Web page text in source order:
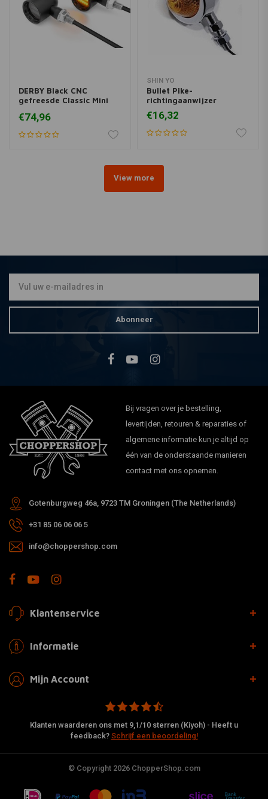
DERBY Black CNC
gefreesde Classic Mini
€74,96
SHIN YO
Bullet Pike-
richtingaanwijzer
€16,32
View more
Abonneer
Bij vragen over je bestelling,
levertijden, retouren & reparaties of
algemene informatie kun je altijd op
één van de onderstaande manieren
contact met ons opnemen.
Gotenburgweg 46a, 9723 TM Groningen (The Netherlands)
+31 85 06 06 06 5
info@choppershop.com
Klantenservice
Informatie
Mijn Account
Klanten waarderen ons met 9,1/10 sterren (Kiyoh) - Heeft u
feedback? Schrijf een beoordeling!
© Copyright 2026 ChopperShop.com